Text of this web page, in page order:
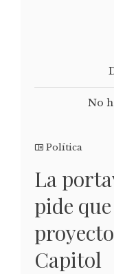
No
Política
La
pide
Capitol